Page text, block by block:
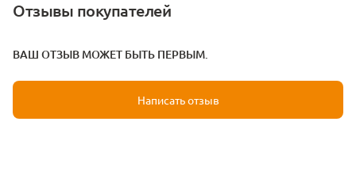
Отзывы покупателей
ВАШ ОТЗЫВ МОЖЕТ БЫТЬ ПЕРВЫМ.
Написать отзыв